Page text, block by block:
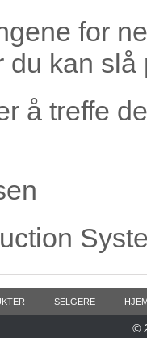
for
du kan
å treffe
SELGERE
©